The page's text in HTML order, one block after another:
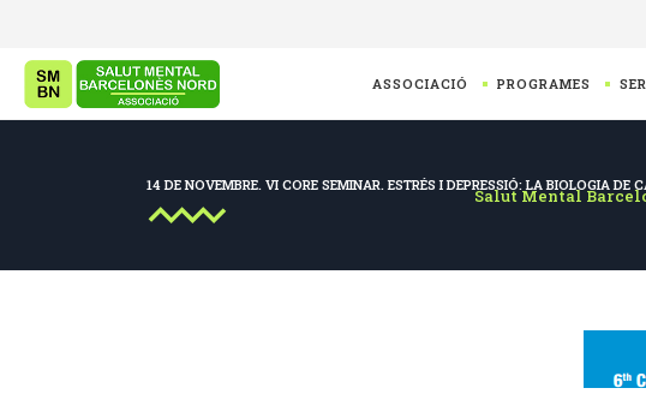
ASSOCIACIÓ PROGRAMES
14 DE NOVEMBRE. VI CORE SEMINAR. ESTRÉS I DEPRESSIÓ: LA BIOLOGIA DE
Salut Mental